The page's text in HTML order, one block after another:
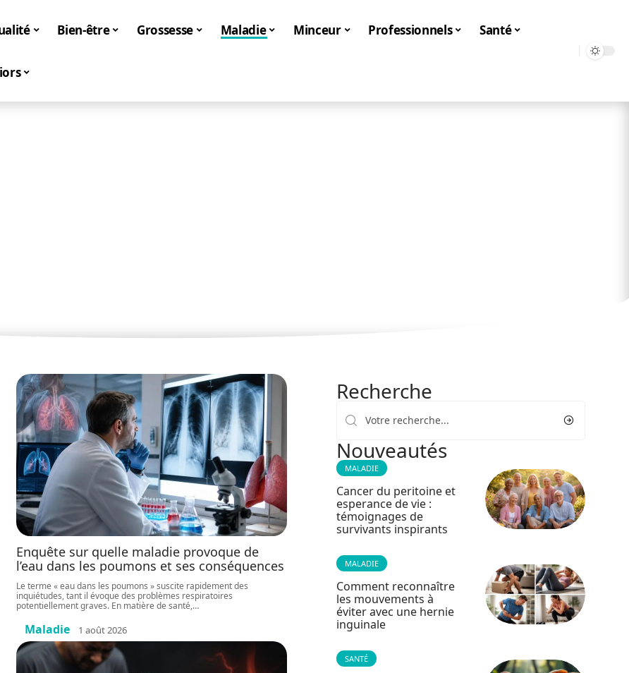
Bien-être Grossesse Maladie Minceur Professionnels Santé
Enquête sur quelle maladie provoque de
l’eau dans les poumons et ses conséquences
Le terme « eau dans les poumons » suscite rapidement des
inquiétudes, tant il évoque des problèmes respiratoires
potentiellement graves. En matière de santé,…
Maladie 1 août 2026
Recherche
Nouveautés
MALADIE
Cancer du peritoine et
esperance de vie :
témoignages de
survivants inspirants
MALADIE
Comment reconnaître
les mouvements à
éviter avec une hernie
inguinale
SANTÉ